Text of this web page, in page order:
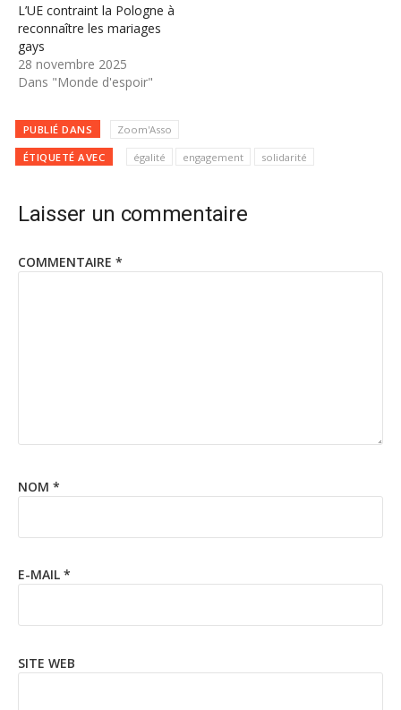
L’UE contraint la Pologne à
reconnaître les mariages
gays
28 novembre 2025
Dans "Monde d'espoir"
PUBLIÉ DANS Zoom'Asso
ÉTIQUETÉ AVEC égalité engagement solidarité
Laisser un commentaire
COMMENTAIRE *
NOM *
E-MAIL *
SITE WEB